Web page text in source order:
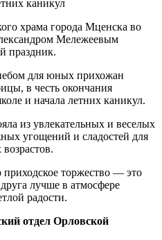
храма города Мценска во
Мележеевым
праздник.
для юных прихожан
в честь окончания
и начала летних каникул.
из увлекательных и веселых
угощений и сладостей для
приходское торжество — это
лучше в атмосфере
радости.
отдел Орловской